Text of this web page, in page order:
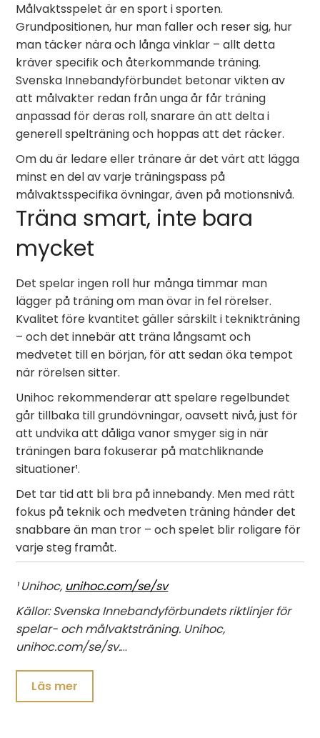
Målvaktsspelet är en sport i sporten.
Grundpositionen, hur man faller och reser sig, hur
man täcker nära och långa vinklar – allt detta
kräver specifik och återkommande träning.
Svenska Innebandyförbundet betonar vikten av
att målvakter redan från unga år får träning
anpassad för deras roll, snarare än att delta i
generell spelträning och hoppas att det räcker.
Om du är ledare eller tränare är det värt att lägga
minst en del av varje träningspass på
målvaktsspecifika övningar, även på motionsnivå.
Träna smart, inte bara
mycket
Det spelar ingen roll hur många timmar man
lägger på träning om man övar in fel rörelser.
Kvalitet före kvantitet gäller särskilt i teknikträning
– och det innebär att träna långsamt och
medvetet till en början, för att sedan öka tempot
när rörelsen sitter.
Unihoc rekommenderar att spelare regelbundet
går tillbaka till grundövningar, oavsett nivå, just för
att undvika att dåliga vanor smyger sig in när
träningen bara fokuserar på matchliknande
situationer¹.
Det tar tid att bli bra på innebandy. Men med rätt
fokus på teknik och medveten träning händer det
snabbare än man tror – och spelet blir roligare för
varje steg framåt.
¹ Unihoc, unihoc.com/se/sv
Källor: Svenska Innebandyförbundets riktlinjer för
spelar- och målvaktsträning. Unihoc,
unihoc.com/se/sv.…
Läs mer